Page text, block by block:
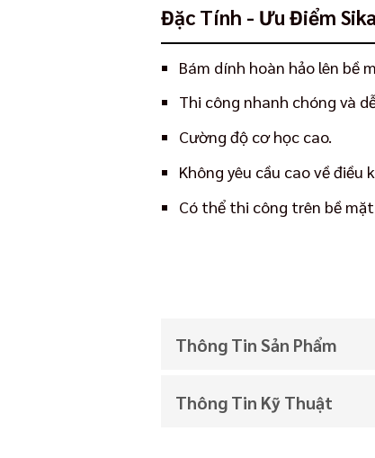
Đặc Tính - Ưu Điểm
Bám dính hoàn hảo lên bề
Thi công nhanh chóng và
Cường độ cơ học cao.
Không yêu cầu cao về điều
Có thể thi công trên bề
Thông Tin Sản Phẩm
Thông Tin Kỹ Thuật